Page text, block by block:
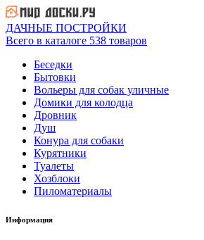
ДАЧНЫЕ ПОСТРОЙКИ
Всего в каталоге 538 товаров
Беседки
Бытовки
Вольеры для собак уличные
Домики для колодца
Дровник
Душ
Конура для собаки
Курятники
Туалеты
Хозблоки
Пиломатериалы
Информация